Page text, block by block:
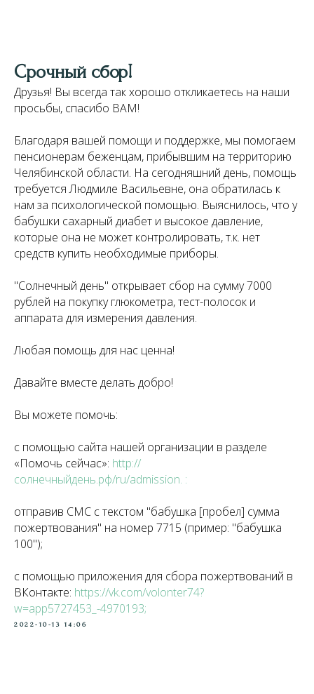
Cрочный сбор!
Друзья! Вы всегда так хорошо откликаетесь на наши
просьбы, спасибо ВАМ!
Благодаря вашей помощи и поддержке, мы помогаем
пенсионерам беженцам, прибывшим на территорию
Челябинской области. На сегодняшний день, помощь
требуется Людмиле Васильевне, она обратилась к
нам за психологической помощью. Выяснилось, что у
бабушки сахарный диабет и высокое давление,
которые она не может контролировать, т.к. нет
средств купить необходимые приборы.
"Солнечный день" открывает сбор на сумму 7000
рублей на покупку глюкометра, тест-полосок и
аппарата для измерения давления.
Любая помощь для нас ценна!
Давайте вместе делать добро!
Вы можете помочь:
с помощью сайта нашей организации в разделе
«Помочь сейчас»: http://
солнечныйдень.рф/ru/admission. :
отправив СМС с текстом "бабушка [пробел] сумма
пожертвования" на номер 7715 (пример: "бабушка
100");
с помощью приложения для сбора пожертвований в
ВКонтакте: https://vk.com/volonter74?
w=app5727453_-4970193;
2022-10-13 14:06